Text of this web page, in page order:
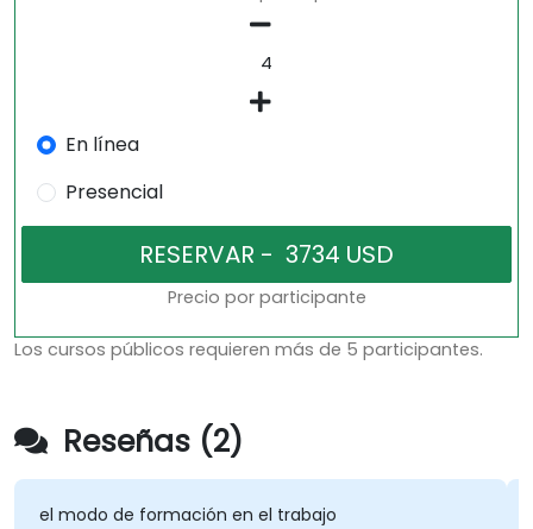
En línea
Presencial
Precio por participante
Los cursos públicos requieren más de 5 participantes.
Reseñas (2)
en el trabajo